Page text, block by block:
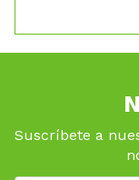
Suscríbete a